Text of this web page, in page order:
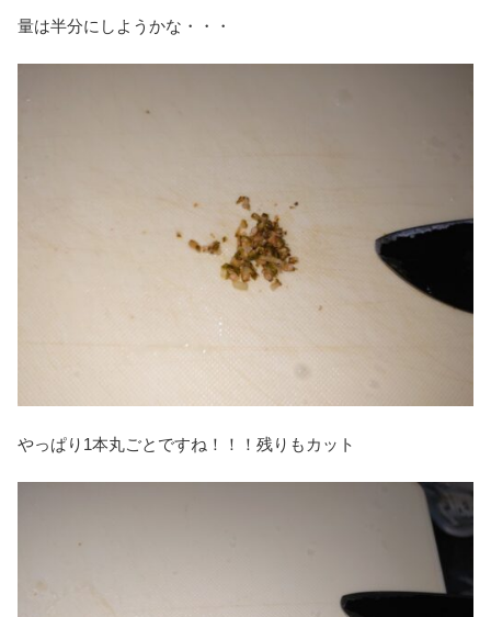
量は半分にしようかな・・・
やっぱり1本丸ごとですね！！！残りもカット